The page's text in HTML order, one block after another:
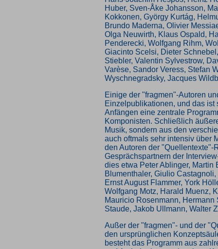
Huber, Sven-Åke Johansson,
Kokkonen, György Kurtág,
Brundo Maderna, Olivier
Olga Neuwirth, Klaus Ospald,
Penderecki, Wolfgang Rihm,
Giacinto Scelsi, Dieter
Stiebler, Valentin Sylvestrow,
Varèse, Sandor Veress, Stefan
Wyschnegradsky, Jacques
Einige der "fragmen"-Autoren
Einzelpublikationen, und das ist
Anfängen eine zentrale
Komponisten. Schließlich
Musik, sondern aus den
auch oftmals sehr intensiv über
den Autoren der "Quellentexte"-
Gesprächspartnern der
dies etwa Peter Ablinger, Martin
Blumenthaler, Giulio
Ernst August Flammer, York
Wolfgang Motz, Harald Muenz,
Mauricio Rosenmann, Hermann
Staude, Jakob Ullmann, Walter
Außer der "fragmen"- und der
den ursprünglichen
besteht das Programm aus